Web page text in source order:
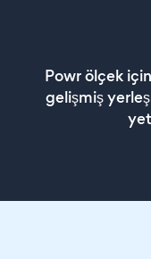
Powr ölçek
gelişmiş